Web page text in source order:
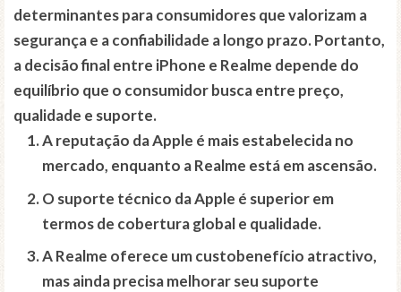
determinantes para consumidores que valorizam a
segurança e a confiabilidade a longo prazo. Portanto,
a decisão final entre iPhone e Realme depende do
equilíbrio que o consumidor busca entre preço,
qualidade e suporte.
A reputação da Apple é mais estabelecida no
mercado, enquanto a Realme está em ascensão.
O suporte técnico da Apple é superior em
termos de cobertura global e qualidade.
A Realme oferece um custobenefício atractivo,
mas ainda precisa melhorar seu suporte